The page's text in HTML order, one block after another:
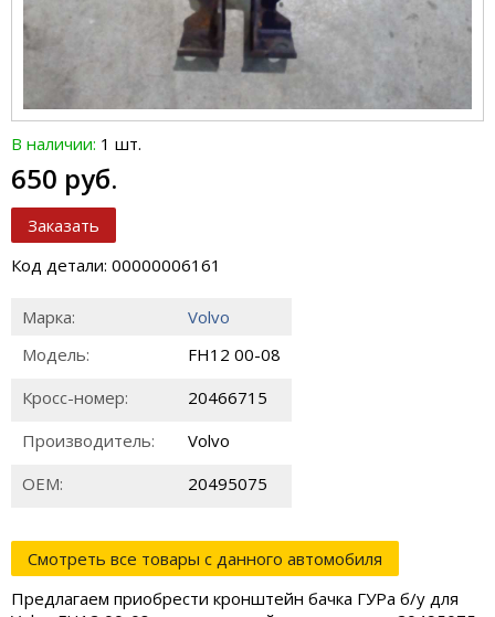
В наличии: 1 шт.
650 руб.
Заказать
Код детали: 00000006161
Марка:
Volvo
Модель:
FH12 00-08
Кросс-номер:
20466715
Производитель:
Volvo
ОЕМ:
20495075
Смотреть все товары с данного автомобиля
Предлагаем приобрести кронштейн бачка ГУРа б/у для